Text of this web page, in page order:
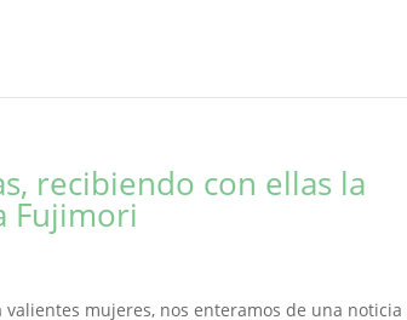
recibiendo con ellas la
Fujimori
mujeres, nos enteramos de una